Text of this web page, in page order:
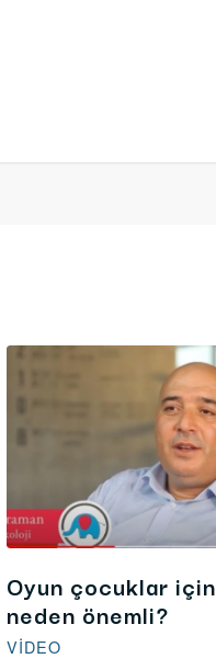
Oyun çocuklar için
neden önemli?
VIDEO